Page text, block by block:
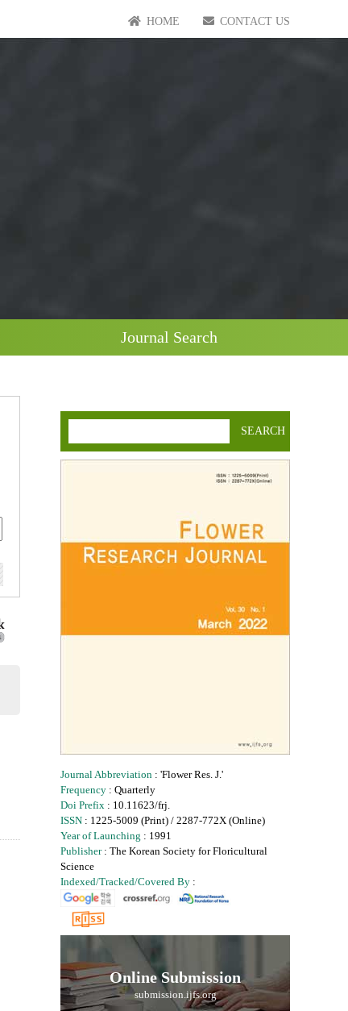
HOME CONTACT US
Journal Search
SEARCH
Journal Abbreviation : 'Flower Res. J.'
Frequency : Quarterly
Doi Prefix : 10.11623/frj.
ISSN : 1225-5009 (Print) / 2287-772X (Online)
Year of Launching : 1991
Publisher: The Korean Society for Floricultural
Science
Indexed/Tracked/Covered By :
Online Submission
submission.ijfs.org